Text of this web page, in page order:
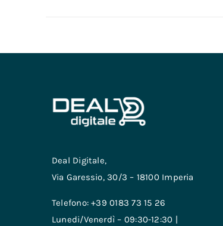
Deal Digitale,
Via Garessio, 30/3 – 18100 Imperia
Telefono: +39 0183 73 15 26
Lunedi/Venerdì – 09:30-12:30 |